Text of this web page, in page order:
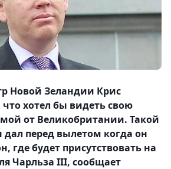
Новой Зеландии Крис
хотел бы видеть свою
от Великобритании. Такой
перед вылетом когда он
где будет присутствовать на
Чарльза III, сообщает